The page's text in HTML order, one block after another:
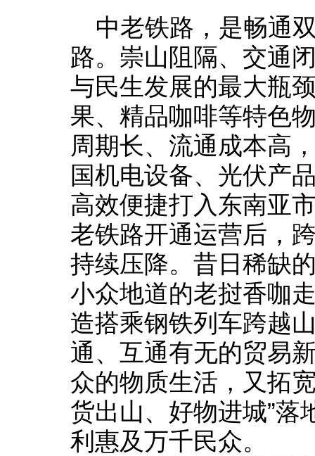
中老铁路，是畅通
路。崇山阻隔、交通
与民生发展的最大瓶
果、精品咖啡等特色
周期长、流通成本高
国机电设备、光伏产
高效便捷打入东南亚
老铁路开通运营后，
持续压降。昔日稀缺
小众地道的老挝香咖
造搭乘钢铁列车跨越
通、互通有无的贸易
众的物质生活，又拓
货出山、好物进城”落
利惠及万千民众。